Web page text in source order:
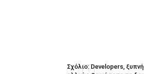
Σχόλιο: Developers,